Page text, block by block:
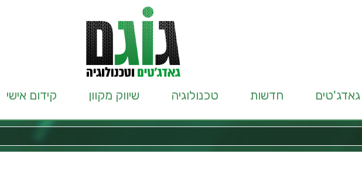
גאדג'טים חדשות טכנולוגיה שיווק מקוון קידום אישי